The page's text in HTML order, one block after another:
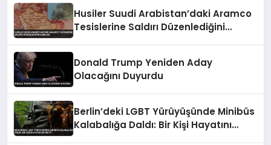
Husiler Suudi Arabistan’daki Aramco
Tesislerine Saldırı Düzenlediğini
Donald Trump Yeniden Aday
Olacağını Duyurdu
Berlin’deki LGBT Yürüyüşünde Minibüs
Kalabalığa Daldı: Bir Kişi Hayatını